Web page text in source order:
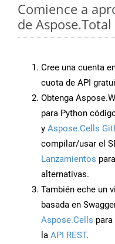
Comience a
de Aspose.Total
Cree una cuenta
cuota de API
Obtenga
para Python
y Aspose.Cells
compilar/usar el
Lanzamientos
alternativas.
También eche un
basada en
Aspose.Cells
la API REST.